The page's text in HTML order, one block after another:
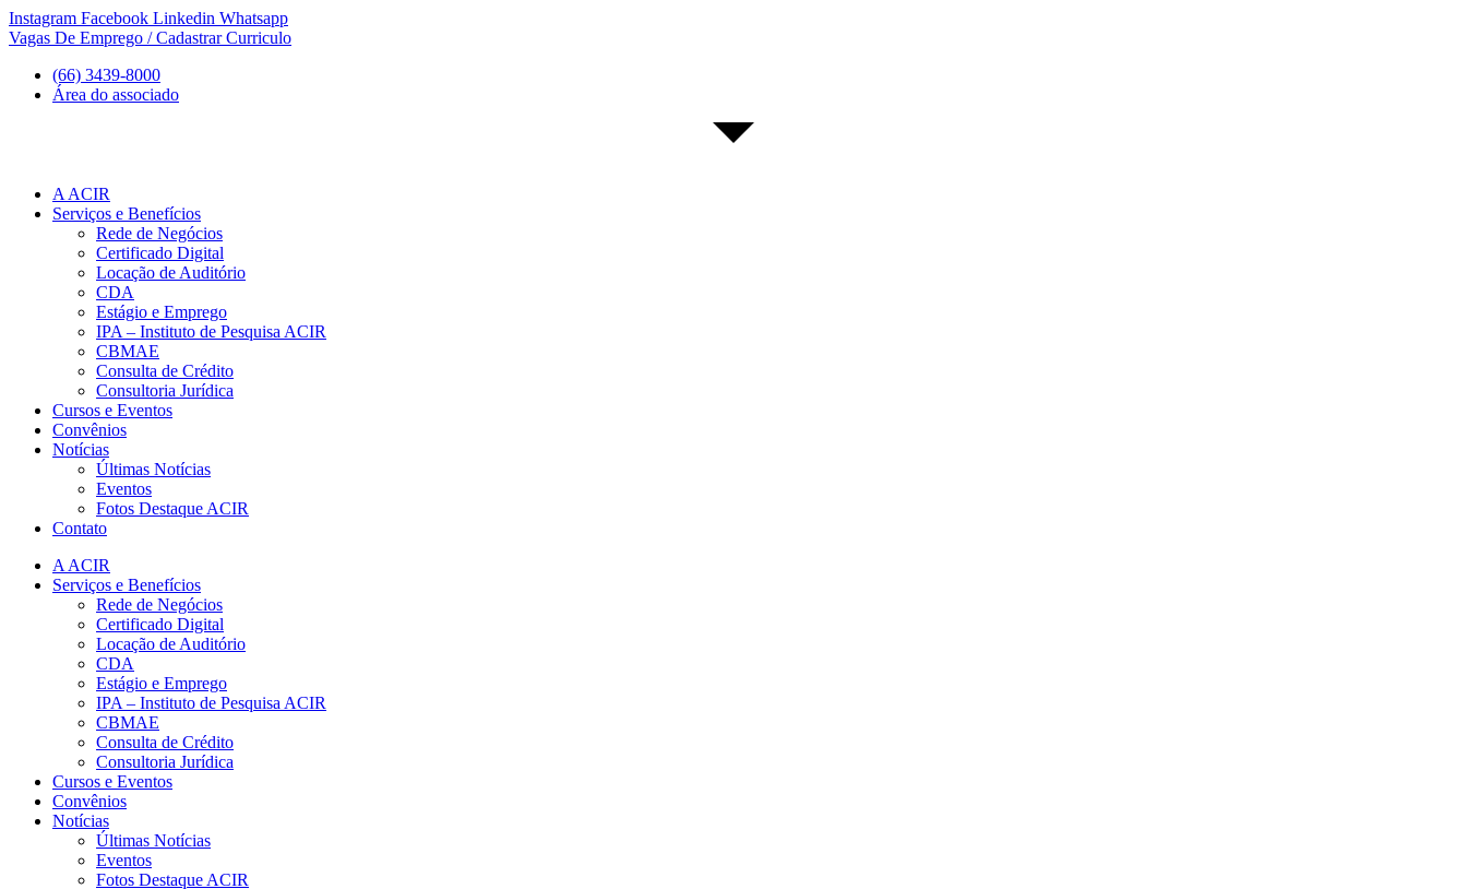
Ir
para
conteúdo
Instagram Facebook Linkedin Whatsapp
Vagas De Emprego / Cadastrar Curriculo
(66) 3439-8000
Área do associado
A ACIR
Serviços e Benefícios
Rede de Negócios
Certificado Digital
Locação de Auditório
CDA
Estágio e Emprego
IPA – Instituto de Pesquisa ACIR
CBMAE
Consulta de Crédito
Consultoria Jurídica
Cursos e Eventos
Convênios
Notícias
Últimas Notícias
Eventos
Fotos Destaque ACIR
Contato
A ACIR
Serviços e Benefícios
Rede de Negócios
Certificado Digital
Locação de Auditório
CDA
Estágio e Emprego
IPA – Instituto de Pesquisa ACIR
CBMAE
Consulta de Crédito
Consultoria Jurídica
Cursos e Eventos
Convênios
Notícias
Últimas Notícias
Eventos
Fotos Destaque ACIR